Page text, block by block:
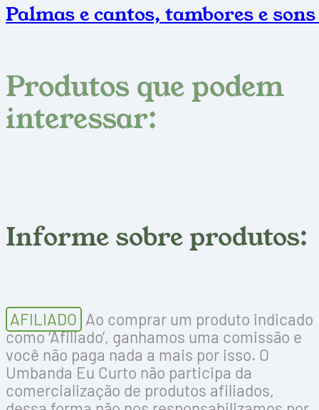
Palmas e cantos, tambores e
Produtos que podem
interessar:
Informe sobre produtos:
AFILIADO Ao comprar um produto indicado
como ‘Afiliado’, ganhamos uma comissão e
você não paga nada a mais por isso. O
Umbanda Eu Curto não participa da
comercialização de produtos afiliados,